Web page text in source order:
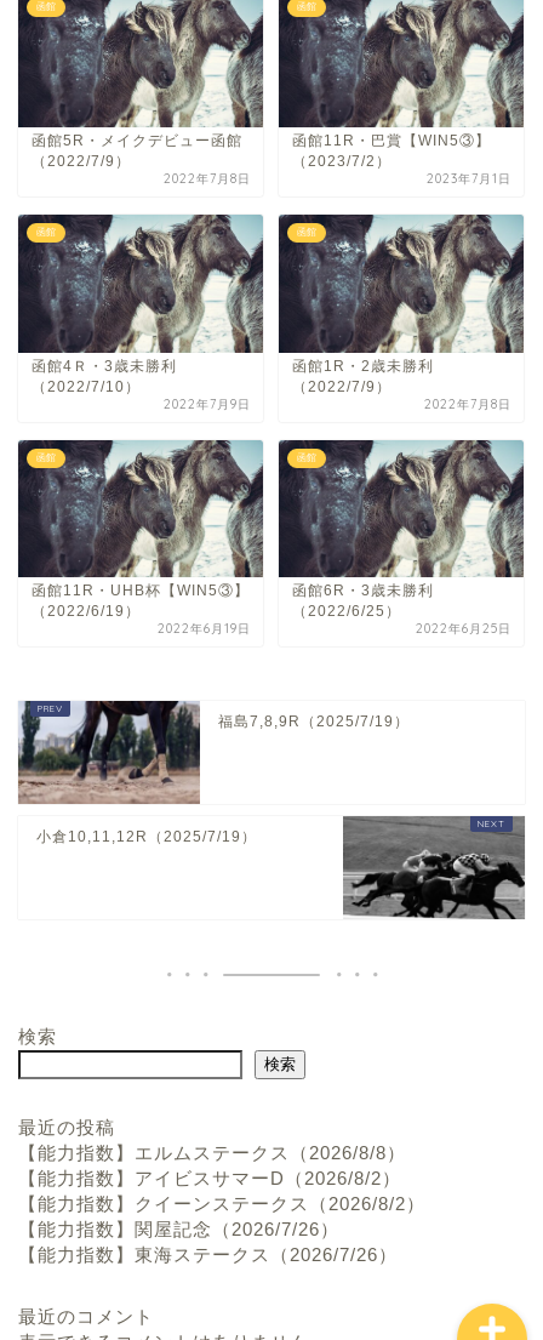
函館
函館5R・メイクデビュー函館
（2022/7/9）
2022年7月8日
函館
函館11R・巴賞【WIN5③】
（2023/7/2）
2023年7月1日
函館
函館4Ｒ・3歳未勝利
（2022/7/10）
2022年7月9日
函館
函館1R・2歳未勝利
（2022/7/9）
2022年7月8日
函館
函館11R・UHB杯【WIN5③】
（2022/6/19）
2022年6月19日
函館
函館6R・3歳未勝利
（2022/6/25）
2022年6月25日
福島7,8,9R（2025/7/19）
小倉10,11,12R（2025/7/19）
検索
検索
最近の投稿
【能力指数】エルムステークス（2026/8/8）
【能力指数】アイビスサマーD（2026/8/2）
【能力指数】クイーンステークス（2026/8/2）
【能力指数】関屋記念（2026/7/26）
【能力指数】東海ステークス（2026/7/26）
最近のコメント
プロフィール